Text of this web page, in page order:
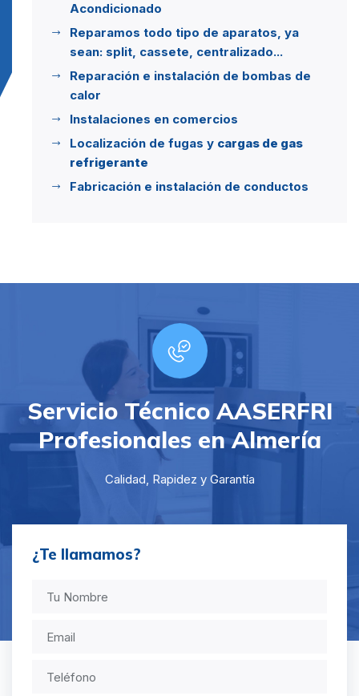
Acondicionado
Reparamos todo tipo de aparatos, ya
sean: split, cassete, centralizado...
Reparación e instalación de bombas de
calor
Instalaciones en comercios
Localización de fugas y cargas de gas
refrigerante
Fabricación e instalación de conductos
Servicio Técnico AASERFRI
Profesionales en Almería
Calidad, Rapidez y Garantía
¿Te llamamos?